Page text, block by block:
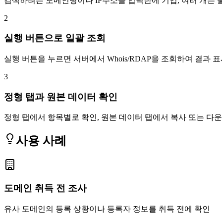
2
실행 버튼으로 일괄 조회
실행 버튼을 누르면 서버에서 Whois/RDAP을 조회하여 결과 표
3
정형 탭과 원본 데이터 확인
정형 탭에서 항목별로 확인, 원본 데이터 탭에서 복사 또는 다
사용 사례
도메인 취득 전 조사
유사 도메인의 등록 상황이나 등록자 정보를 취득 전에 확인